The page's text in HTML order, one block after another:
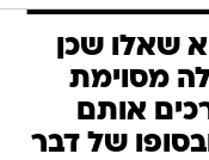
שאלו שכן
מסוימת
אותם
של דבר